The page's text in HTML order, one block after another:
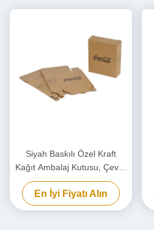
Siyah Baskılı Özel Kraft
Kağıt Ambalaj Kutusu, Çevre
Dostu Karton Kutu
En İyi Fiyatı Alın